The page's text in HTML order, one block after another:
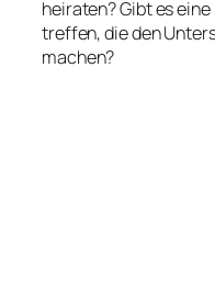
heiraten? Gibt es
treffen, die den
machen?